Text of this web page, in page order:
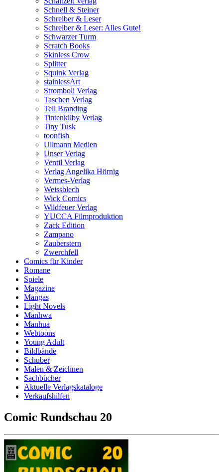
Schnell & Steiner
Schreiber & Leser
Schreiber & Leser: Alles Gute!
Schwarzer Turm
Scratch Books
Skinless Crow
Splitter
Squink Verlag
stainlessArt
Stromboli Verlag
Taschen Verlag
Tell Branding
Tintenkilby Verlag
Tiny Tusk
toonfish
Ullmann Medien
Unser Verlag
Ventil Verlag
Verlag Angelika Hörnig
Vermes-Verlag
Weissblech
Wick Comics
Wildfeuer Verlag
YUCCA Filmproduktion
Zack Edition
Zampano
Zauberstern
Zwerchfell
Comics für Kinder
Romane
Spiele
Magazine
Mangas
Light Novels
Manhwa
Manhua
Webtoons
Young Adult
Bildbände
Schuber
Malen & Zeichnen
Sachbücher
Aktuelle Verlagskataloge
Verkaufshilfen
Comic Rundschau 20